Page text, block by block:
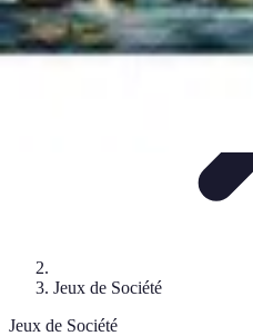
Jeux de Société
Jeux de Société